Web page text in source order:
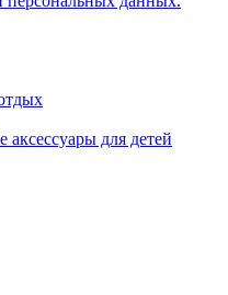
для детей